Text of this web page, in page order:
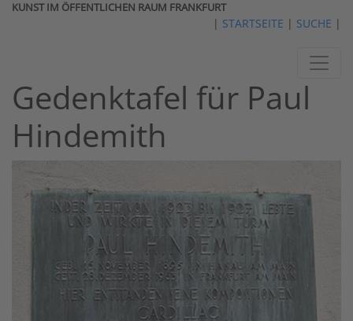
KUNST IM ÖFFENTLICHEN RAUM FRANKFURT
| STARTSEITE | SUCHE |
Gedenktafel für Paul
Hindemith